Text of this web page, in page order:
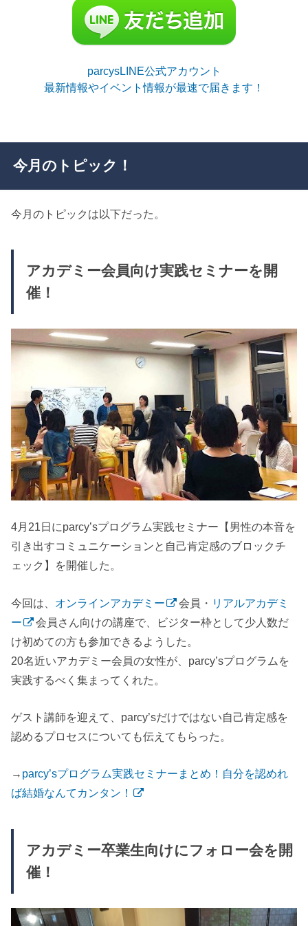
parcysLINE公式アカウント
最新情報やイベント情報が最速で届きます！
今月のトピック！
今月のトピックは以下だった。
アカデミー会員向け実践セミナーを開
催！
4月21日にparcy’sプログラム実践セミナー【男性の本音を
引き出すコミュニケーションと自己肯定感のブロックチ
ェック】を開催した。
今回は、 オンラインアカデミー 会員・ リアルアカデミ
ー
会員さん向けの講座で、ビジター枠として少人数だ
け初めての方も参加できるようした。
20名近いアカデミー会員の女性が、parcy’sプログラムを
実践するべく集まってくれた。
ゲスト講師を迎えて、parcy’sだけではない自己肯定感を
認めるプロセスについても伝えてもらった。
→ parcy’sプログラム実践セミナーまとめ！自分を認めれ
ば結婚なんてカンタン！
アカデミー卒業生向けにフォロー会を開
催！